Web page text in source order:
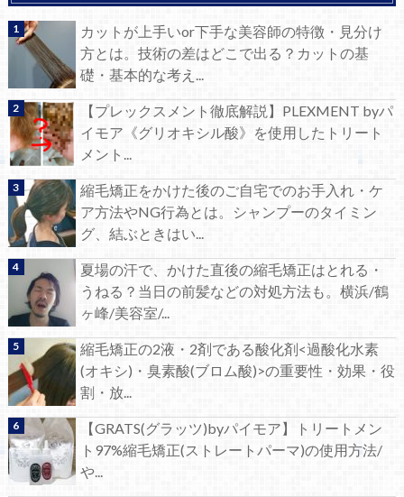
カットが上手いor下手な美容師の特徴・見分け
方とは。技術の差はどこで出る？カットの基
礎・基本的な考え...
【プレックスメント徹底解説】PLEXMENT byパ
イモア《グリオキシル酸》を使用したトリート
メント...
縮毛矯正をかけた後のご自宅でのお手入れ・ケ
ア方法やNG行為とは。シャンプーのタイミン
グ、結ぶときはい...
夏場の汗で、かけた直後の縮毛矯正はとれる・
うねる？当日の前髪などの対処方法も。横浜/鶴
ヶ峰/美容室/...
縮毛矯正の2液・2剤である酸化剤<過酸化水素
(オキシ)・臭素酸(ブロム酸)>の重要性・効果・役
割・放...
【GRATS(グラッツ)byパイモア】トリートメン
ト97%縮毛矯正(ストレートパーマ)の使用方法/
や...